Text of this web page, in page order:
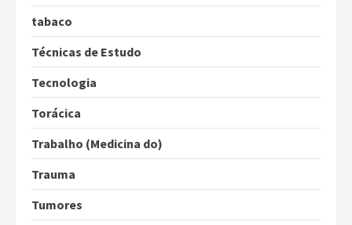
tabaco
Técnicas de Estudo
Tecnologia
Torácica
Trabalho (Medicina do)
Trauma
Tumores